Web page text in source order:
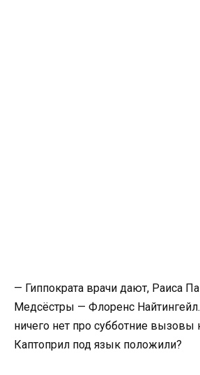
— Гиппократа врачи дают, Раиса
Медсёстры — Флоренс
ничего нет про субботние вызовы
Каптоприл под язык положили?